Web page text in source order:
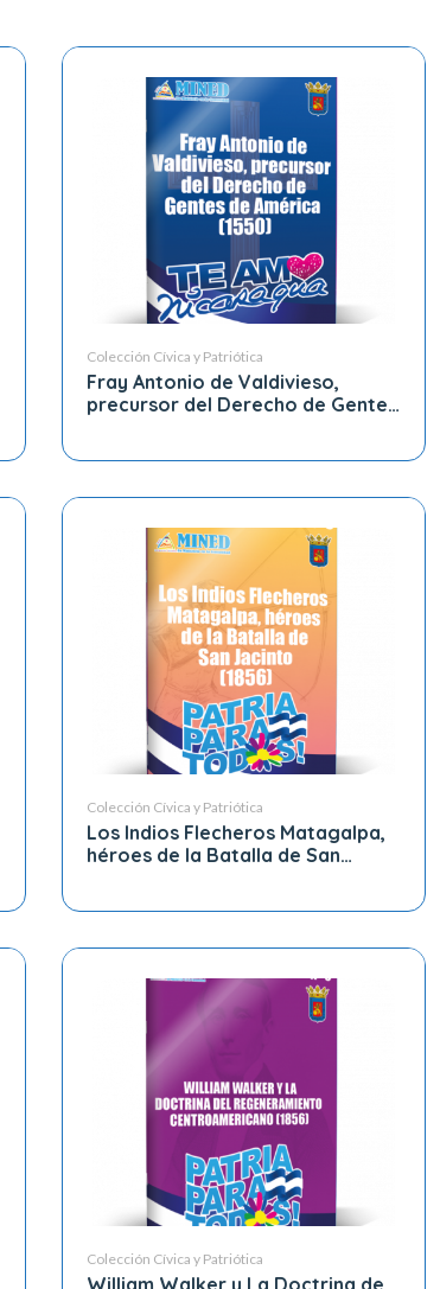
Colección Cívica y Patriótica
Fray Antonio de Valdivieso,
precursor del Derecho de Gentes
Colección Cívica y Patriótica
Los Indios Flecheros Matagalpa,
héroes de la Batalla de San
Colección Cívica y Patriótica
William Walker y La Doctrina de